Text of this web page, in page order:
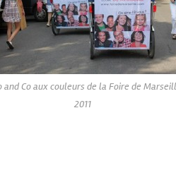
and Co aux couleurs de la Foire de
2011